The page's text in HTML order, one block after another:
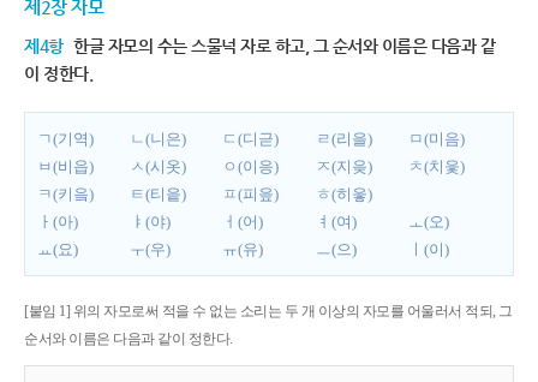
제2장 자모
제4항 한글 자모의 수는 스물넉 자로 하고, 그 순서와 이름은 다음과 같
이 정한다.
ㄱ(기역) ㄴ(니은) ㄷ(디귿) ㄹ(리을)
ㅁ(미음)
ㅂ(비읍)
ㅅ(시옷) ㅇ(이응) ㅈ(지읒)
ㅊ(치읓)
ㅋ(키읔)
ㅌ(티읕) ㅍ(피읖)
ㅎ(히읗)
ㅏ(아)
ㅑ(야) ㅓ(어) ㅕ(여)
ㅗ(오)
ㅛ(요)
ㅜ(우) ㅠ(유) ㅡ(으) ㅣ(이)
[붙임 1] 위의 자모로써 적을 수 없는 소리는 두 개 이상의 자모를 어울러서 적되, 그
순서와 이름은 다음과 같이 정한다.